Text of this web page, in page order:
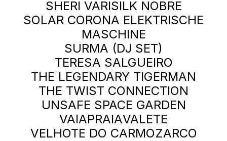
SHERI VARISILK NOBRE
SOLAR CORONA ELEKTRISCHE
MASCHINE
SURMA (DJ SET)
TERESA SALGUEIRO
THE LEGENDARY TIGERMAN
THE TWIST CONNECTION
UNSAFE SPACE GARDEN
VAIAPRAIAVALETE
VELHOTE DO CARMOZARCO